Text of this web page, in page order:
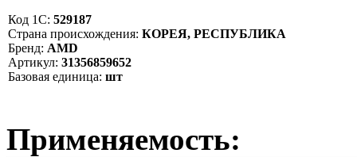
Код 1С: 529187
Страна происхождения: КОРЕЯ, РЕСПУБЛИКА
Бренд: AMD
Артикул: 31356859652
Базовая единица: шт
Применяемость: